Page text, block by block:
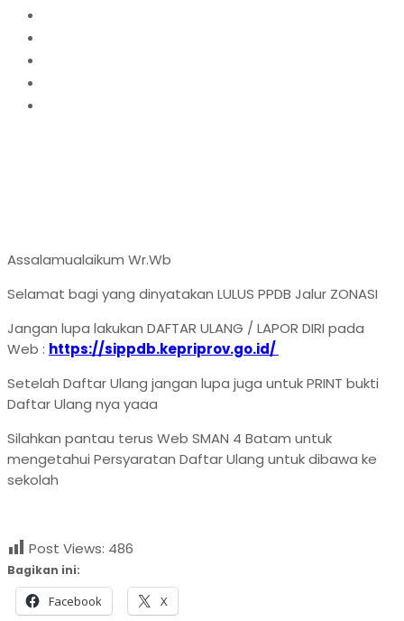
Assalamualaikum Wr.Wb
Selamat bagi yang dinyatakan LULUS PPDB Jalur ZONASI
Jangan lupa lakukan DAFTAR ULANG / LAPOR DIRI pada
Web : https://sippdb.kepriprov.go.id/
Setelah Daftar Ulang jangan lupa juga untuk PRINT bukti
Daftar Ulang nya yaaa
Silahkan pantau terus Web SMAN 4 Batam untuk
mengetahui Persyaratan Daftar Ulang untuk dibawa ke
sekolah
Post Views: 486
Bagikan ini:
Facebook X